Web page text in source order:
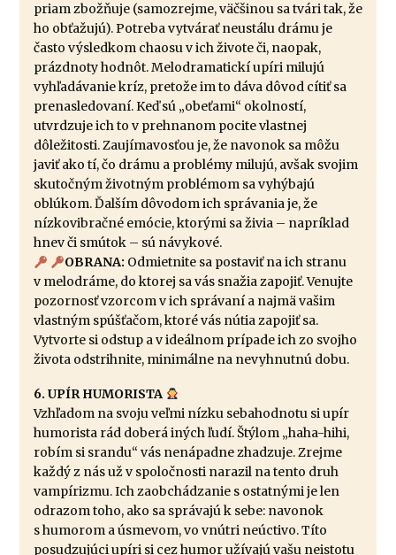
priam zbožňuje (samozrejme, väčšinou sa tvári tak, že
ho obťažujú). Potreba vytvárať neustálu drámu je
často výsledkom chaosu v ich živote či, naopak,
prázdnoty hodnôt. Melodramatickí upíri milujú
vyhľadávanie kríz, pretože im to dáva dôvod cítiť sa
prenasledovaní. Keď sú „obeťami“ okolností,
utvrdzuje ich to v prehnanom pocite vlastnej
dôležitosti. Zaujímavosťou je, že navonok sa môžu
javiť ako tí, čo drámu a problémy milujú, avšak svojim
skutočným životným problémom sa vyhýbajú
oblúkom. Ďalším dôvodom ich správania je, že
nízkovibračné emócie, ktorými sa živia – napríklad
hnev či smútok – sú návykové.
OBRANA: Odmietnite sa postaviť na ich stranu
v melodráme, do ktorej sa vás snažia zapojiť. Venujte
pozornosť vzorcom v ich správaní a najmä vašim
vlastným spúšťačom, ktoré vás nútia zapojiť sa.
Vytvorte si odstup a v ideálnom prípade ich zo svojho
života odstrihnite, minimálne na nevyhnutnú dobu.
6. UPÍR HUMORISTA
Vzhľadom na svoju veľmi nízku sebahodnotu si upír
humorista rád doberá iných ľudí. Štýlom „haha-hihi,
robím si srandu“ vás nenápadne zhadzuje. Zrejme
každý z nás už v spoločnosti narazil na tento druh
vampírizmu. Ich zaobchádzanie s ostatnými je len
odrazom toho, ako sa správajú k sebe: navonok
s humorom a úsmevom, vo vnútri neúctivo. Títo
posudzujúci upíri si cez humor užívajú vašu neistotu